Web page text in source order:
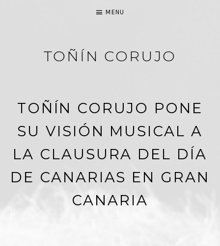
TOÑÍN CORUJO
MENU
TOÑÍN CORUJO PONE
SU VISIÓN MUSICAL A
LA CLAUSURA DEL DÍA
DE CANARIAS EN GRAN
CANARIA